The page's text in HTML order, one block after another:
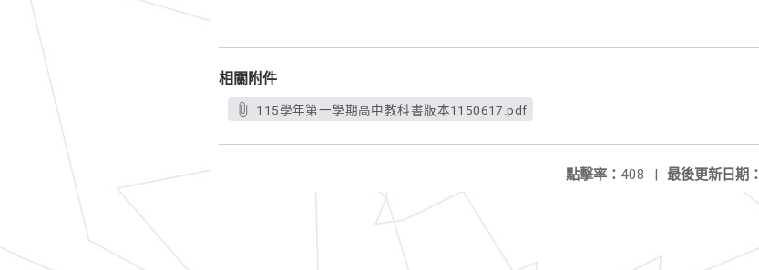
相關附件
115學年第一學期高中教科書版本1150617.pdf
最後更新日期：
點擊率： 408 |